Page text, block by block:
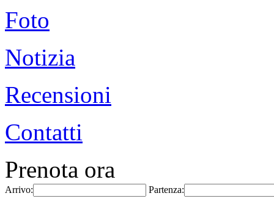
Foto
Notizia
Recensioni
Contatti
Prenota ora
Arrivo: Partenza: